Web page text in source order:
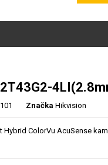
Značka Hikvision
Hybrid ColorVu AcuSense